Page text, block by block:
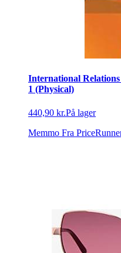
International Relations
1 (Physical)
440,90 kr.På lager
Memmo Fra